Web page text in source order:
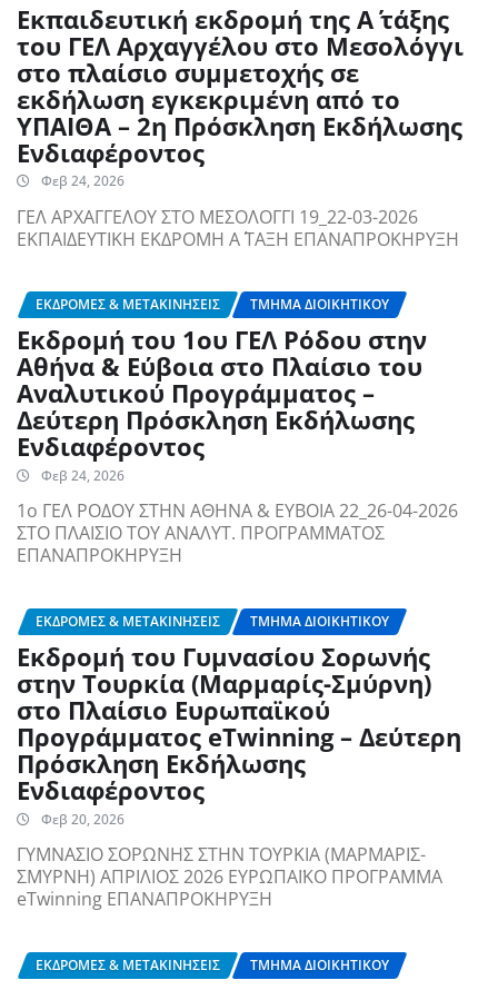
Εκπαιδευτική εκδρομή της Α΄ τάξης
του ΓΕΛ Αρχαγγέλου στο Μεσολόγγι
στο πλαίσιο συμμετοχής σε
εκδήλωση εγκεκριμένη από το
ΥΠΑΙΘΑ – 2η Πρόσκληση Εκδήλωσης
Ενδιαφέροντος
Φεβ 24, 2026
ΓΕΛ ΑΡΧΑΓΓΕΛΟΥ ΣΤΟ ΜΕΣΟΛΟΓΓΙ 19_22-03-2026
ΕΚΠΑΙΔΕΥΤΙΚΗ ΕΚΔΡΟΜΗ Α΄ ΤΑΞΗ ΕΠΑΝΑΠΡΟΚΗΡΥΞΗ
ΕΚΔΡΟΜΈΣ & ΜΕΤΑΚΙΝΉΣΕΙΣ ΤΜΉΜΑ ΔΙΟΙΚΗΤΙΚΟΎ
Εκδρομή του 1ου ΓΕΛ Ρόδου στην
Αθήνα & Εύβοια στο Πλαίσιο του
Αναλυτικού Προγράμματος –
Δεύτερη Πρόσκληση Εκδήλωσης
Ενδιαφέροντος
Φεβ 24, 2026
1ο ΓΕΛ ΡΟΔΟΥ ΣΤΗΝ ΑΘΗΝΑ & ΕΥΒΟΙΑ 22_26-04-2026
ΣΤΟ ΠΛΑΙΣΙΟ ΤΟΥ ΑΝΑΛΥΤ. ΠΡΟΓΡΑΜΜΑΤΟΣ
ΕΠΑΝΑΠΡΟΚΗΡΥΞΗ
ΕΚΔΡΟΜΈΣ & ΜΕΤΑΚΙΝΉΣΕΙΣ ΤΜΉΜΑ ΔΙΟΙΚΗΤΙΚΟΎ
Εκδρομή του Γυμνασίου Σορωνής
στην Τουρκία (Μαρμαρίς-Σμύρνη)
στο Πλαίσιο Ευρωπαϊκού
Προγράμματος eTwinning – Δεύτερη
Πρόσκληση Εκδήλωσης
Ενδιαφέροντος
Φεβ 20, 2026
ΓΥΜΝΑΣΙΟ ΣΟΡΩΝΗΣ ΣΤΗΝ ΤΟΥΡΚΙΑ (ΜΑΡΜΑΡΙΣ-
ΣΜΥΡΝΗ) ΑΠΡΙΛΙΟΣ 2026 ΕΥΡΩΠΑΪΚΟ ΠΡΟΓΡΑΜΜΑ
eTwinning ΕΠΑΝΑΠΡΟΚΗΡΥΞΗ
ΕΚΔΡΟΜΈΣ & ΜΕΤΑΚΙΝΉΣΕΙΣ ΤΜΉΜΑ ΔΙΟΙΚΗΤΙΚΟΎ